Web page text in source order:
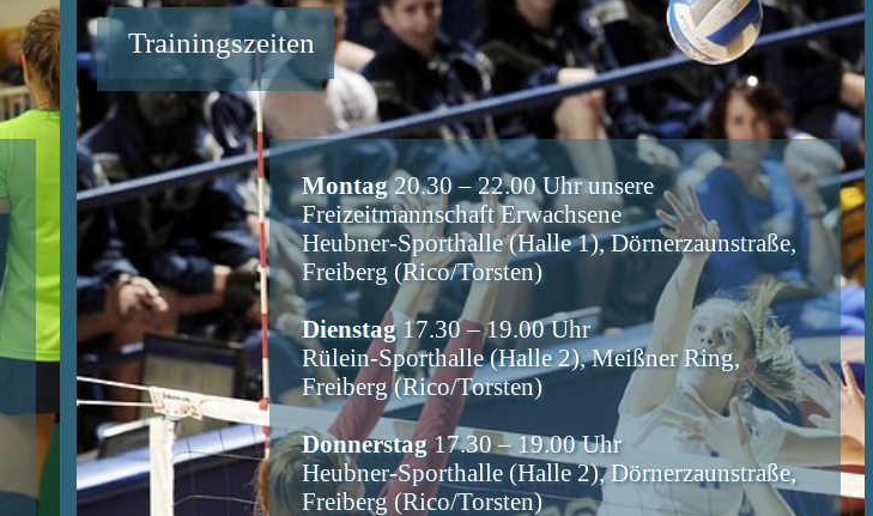
Trainingszeiten
Montag20.30 – 22.00 Uhr unsere
Freizeitmannschaft Erwachsene
Heubner-Sporthalle (Halle 1), Dörnerzaunstraße,
Freiberg (Rico/Torsten)
Dienstag17.30 – 19.00 Uhr
Rülein-Sporthalle (Halle 2), Meißner Ring,
Freiberg (Rico/Torsten)
Donnerstag17.30 – 19.00 Uhr
Heubner-Sporthalle (Halle 2), Dörnerzaunstraße,
Freiberg (Rico/Torsten)